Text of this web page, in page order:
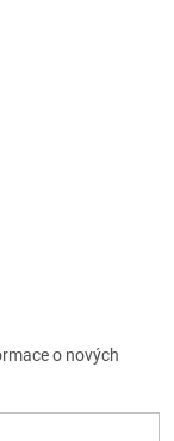
o nových